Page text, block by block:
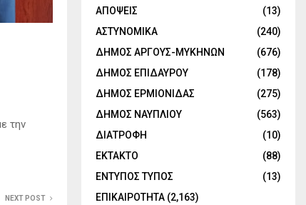
την
NEXT POST
ΑΠΟΨΕΙΣ
(13)
ΑΣΤΥΝΟΜΙΚΑ
(240)
ΔΗΜΟΣ ΑΡΓΟΥΣ-ΜΥΚΗΝΩΝ
(676)
ΔΗΜΟΣ ΕΠΙΔΑΥΡΟΥ
(178)
ΔΗΜΟΣ ΕΡΜΙΟΝΙΔΑΣ
(275)
ΔΗΜΟΣ ΝΑΥΠΛΙΟΥ
(563)
ΔΙΑΤΡΟΦΗ
(10)
ΕΚΤΑΚΤΟ
(88)
ΕΝΤΥΠΟΣ ΤΥΠΟΣ
(13)
ΕΠΙΚΑΙΡΟΤΗΤΑ (2,163)